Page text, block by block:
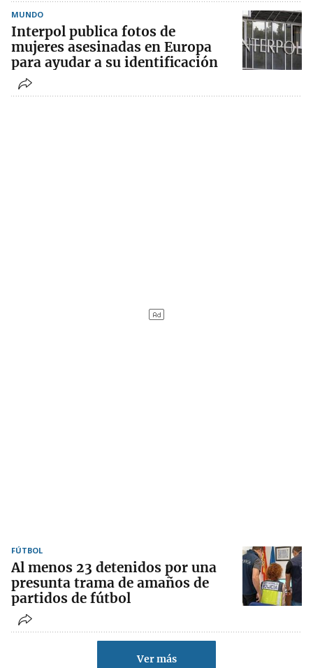
MUNDO
Interpol publica fotos de
mujeres asesinadas en Europa
para ayudar a su identificación
FÚTBOL
Al menos 23 detenidos por una
presunta trama de amaños de
partidos de fútbol
Ver más